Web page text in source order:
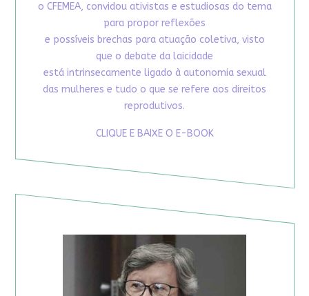
o CFEMEA, convidou ativistas e estudiosas do tema
para propor reflexões
e possíveis brechas para atuação coletiva, visto
que o debate da laicidade
está intrinsecamente ligado à autonomia sexual
das mulheres e tudo o que se refere aos direitos
reprodutivos.
CLIQUE E BAIXE O E-BOOK